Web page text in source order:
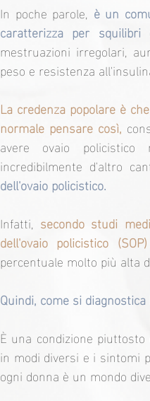
In poche parole, è un
caratterizza per
mestruazioni irregolari,
peso e resistenza
La credenza popolare è
normale pensare così,
avere ovaio
incredibilmente d'altro
dell'ovaio policistico.
Infatti, secondo studi
dell'ovaio policistico
percentuale molto più alta
Quindi, come si
È una condizione
in modi diversi e i sintomi
ogni donna è un mondo